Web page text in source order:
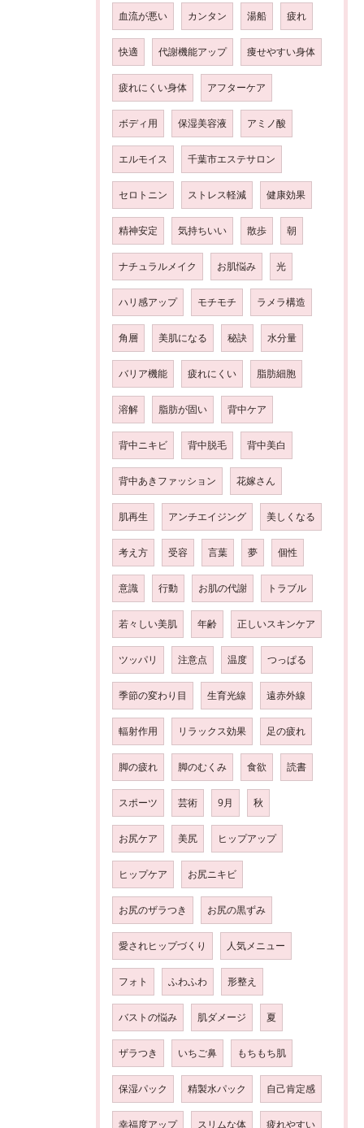
血流が悪い カンタン 湯船 疲れ
快適 代謝機能アップ 痩せやすい身体
疲れにくい身体 アフターケア
ボディ用 保湿美容液 アミノ酸
エルモイス 千葉市エステサロン
セロトニン ストレス軽減 健康効果
精神安定 気持ちいい 散歩 朝
ナチュラルメイク お肌悩み 光
ハリ感アップ モチモチ ラメラ構造
角層 美肌になる 秘訣 水分量
バリア機能 疲れにくい 脂肪細胞
溶解 脂肪が固い 背中ケア
背中ニキビ 背中脱毛 背中美白
背中あきファッション 花嫁さん
肌再生 アンチエイジング 美しくなる
考え方 受容 言葉 夢 個性
意識 行動 お肌の代謝 トラブル
若々しい美肌 年齢 正しいスキンケア
ツッパリ 注意点 温度 つっぱる
季節の変わり目 生育光線 遠赤外線
輻射作用 リラックス効果 足の疲れ
脚の疲れ 脚のむくみ 食欲 読書
スポーツ 芸術 9月 秋
お尻ケア 美尻 ヒップアップ
ヒップケア お尻ニキビ
お尻のザラつき お尻の黒ずみ
愛されヒップづくり 人気メニュー
フォト ふわふわ 形整え
バストの悩み 肌ダメージ 夏
ザラつき いちご鼻 もちもち肌
保湿パック 精製水パック 自己肯定感
幸福度アップ スリムな体 疲れやすい